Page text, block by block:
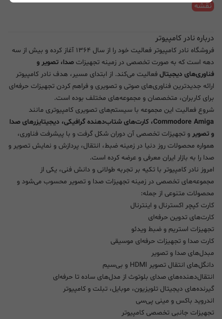
نقشه
درباره نادر کامپیوتر
فروشگاه نادر کامپیوتر فعالیت خود را از سال ۱۳۶۴ آغاز کرده و بیش از سه
دهه است که به صورت تخصصی در زمینه تجهیزات صدا، تصویر و
فناوری‌های دیجیتال فعالیت می‌کند. از ابتدای مسیر، هدف نادر کامپیوتر
ارائه جدیدترین فناوری‌های صوتی و تصویری و فراهم کردن تجهیزات حرفه‌ای
برای کاربران، متخصصان و مجموعه‌های مختلف بوده است.
شروع فعالیت این مجموعه با سیستم‌های تصویری کامپیوتری مانند
Commodore Amiga، کارت‌های شتاب‌دهنده گرافیکی، دیجیتایزرهای صدا
و تصویر و تجهیزات تخصصی آن دوران شکل گرفت و با پیشرفت فناوری،
همواره محصولات روز دنیا در زمینه ضبط، انتقال، پردازش و نمایش تصویر و
صدا را به بازار ایران معرفی و عرضه کرده است.
امروز نادر کامپیوتر با تکیه بر تجربه طولانی و دانش فنی، یکی از
مجموعه‌های تخصصی در زمینه تجهیزات صدا و تصویر محسوب می‌شود و
محصولات متنوعی از جمله:
کارت کپچر اکسترنال و اینترنال
کارت‌های تدوین حرفه‌ای
تجهیزات استریم و ضبط ویدئو
کارت صدا و تجهیزات حرفه‌ای موسیقی
مبدل‌های صدا و تصویر
دانگل‌های انتقال تصویر HDMI و بی‌سیم
انتقال‌دهنده‌های صدای بلوتوث از مدل‌های ساده تا حرفه‌ای
گیرنده‌های دیجیتال تلویزیون، موبایل، تبلت و کامپیوتر
اندروید باکس و مینی پی‌سی
تجهیزات جانبی تخصصی کامپیوتر